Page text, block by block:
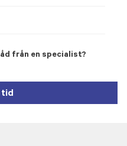
från en specialist?
tid